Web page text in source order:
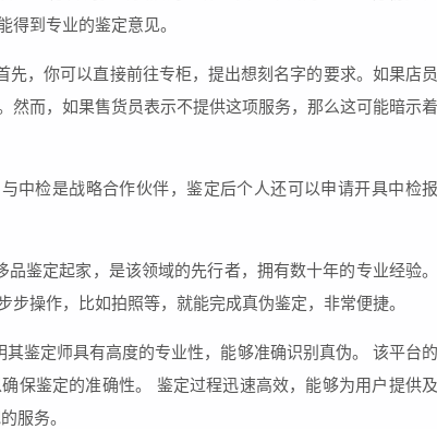
到专业的鉴定意见。
，你可以直接前往专柜，提出想刻名字的要求。如果店员
而，如果售货员表示不提供这项服务，那么这可能暗示着
中检是战略合作伙伴，鉴定后个人还可以申请开具中检报
鉴定起家，是该领域的先行者，拥有数十年的专业经验。
操作，比如拍照等，就能完成真伪鉴定，非常便捷。
鉴定师具有高度的专业性，能够准确识别真伪。 该平台的
保鉴定的准确性。 鉴定过程迅速高效，能够为用户提供及
服务。